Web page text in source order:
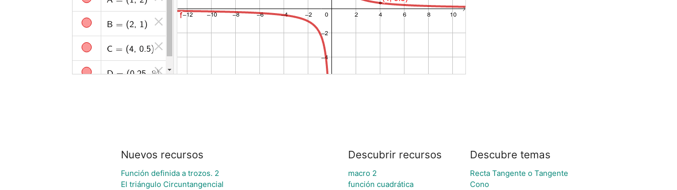
Nuevos recursos
Función definida a trozos. 2
El triángulo Circuntangencial
Descubrir recursos
macro 2
función cuadrática
Descubre temas
Recta Tangente o Tangente
Cono